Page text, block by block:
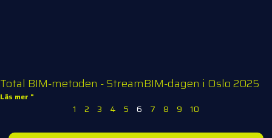
Total BIM-metoden - StreamBIM-dagen i Oslo 2025
Läs mer "
1 2 3 4 5 6 7 8 9 10